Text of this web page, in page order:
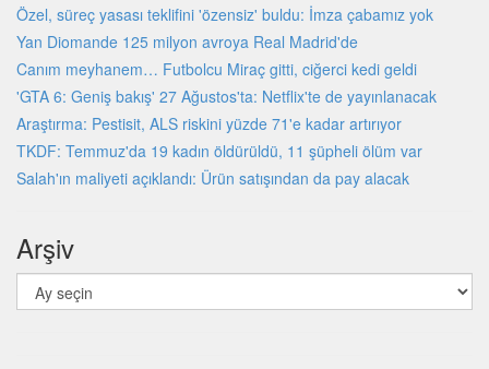
Özel, süreç yasası teklifini 'özensiz' buldu: İmza çabamız yok
Yan Diomande 125 milyon avroya Real Madrid'de
Canım meyhanem… Futbolcu Miraç gitti, ciğerci kedi geldi
'GTA 6: Geniş bakış' 27 Ağustos'ta: Netflix'te de yayınlanacak
Araştırma: Pestisit, ALS riskini yüzde 71'e kadar artırıyor
TKDF: Temmuz'da 19 kadın öldürüldü, 11 şüpheli ölüm var
Salah'ın maliyeti açıklandı: Ürün satışından da pay alacak
Arşiv
Arşiv